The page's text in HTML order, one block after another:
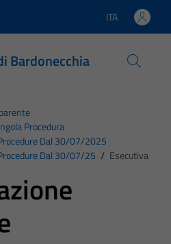
Lingua attiva:
ITA
Bardonecchia
Procedura
Dal 30/07/2025
Dal 30/07/25 / Esecutiva